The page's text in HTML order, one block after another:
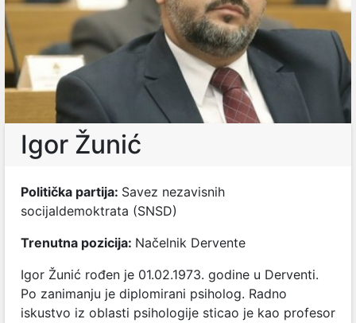
Igor Žunić
Politička partija: Savez nezavisnih
socijaldemoktrata (SNSD)
Trenutna pozicija: Načelnik Dervente
Igor Žunić rođen je 01.02.1973. godine u Derventi.
Po zanimanju je diplomirani psiholog. Radno
iskustvo iz oblasti psihologije sticao je kao profesor